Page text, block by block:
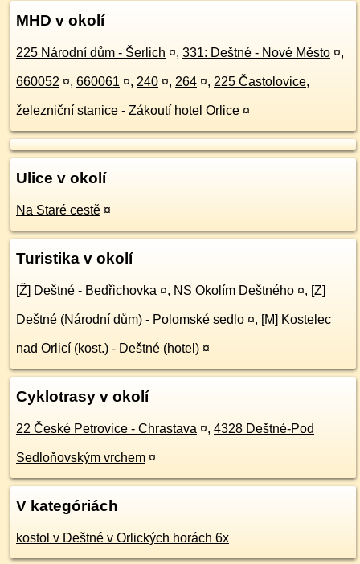
MHD v okolí
225 Národní dům - Šerlich ¤, 331: Deštné - Nové Město ¤,
660052 ¤, 660061 ¤, 240 ¤, 264 ¤, 225 Častolovice,
železniční stanice - Zákoutí hotel Orlice ¤
Ulice v okolí
Na Staré cestě ¤
Turistika v okolí
[Ž] Deštné - Bedřichovka ¤, NS Okolím Deštného ¤, [Z]
Deštné (Národní dům) - Polomské sedlo ¤, [M] Kostelec
nad Orlicí (kost.) - Deštné (hotel) ¤
Cyklotrasy v okolí
22 České Petrovice - Chrastava ¤, 4328 Deštné-Pod
Sedloňovským vrchem ¤
V kategóriách
kostol v Deštné v Orlických horách 6x